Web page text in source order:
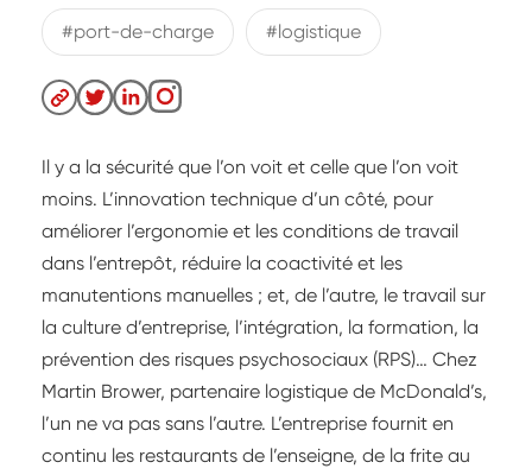
#port-de-charge #logistique
Il y a la sécurité que l’on voit et celle que l’on voit
moins. L’innovation technique d’un côté, pour
améliorer l’ergonomie et les conditions de travail
dans l’entrepôt, réduire la coactivité et les
manutentions manuelles ; et, de l’autre, le travail sur
la culture d’entreprise, l’intégration, la formation, la
prévention des risques psychosociaux (RPS)… Chez
Martin Brower, partenaire logistique de McDonald’s,
l’un ne va pas sans l’autre. L’entreprise fournit en
continu les restaurants de l’enseigne, de la frite au